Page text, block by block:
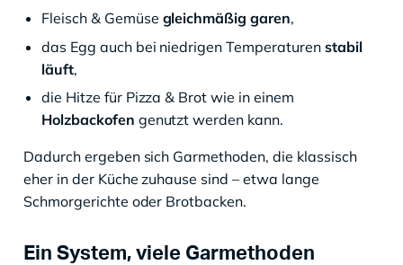
Fleisch & Gemüse gleichmäßig garen,
das Egg auch bei niedrigen Temperaturen stabil
läuft,
die Hitze für Pizza & Brot wie in einem
Holzbackofen genutzt werden kann.
Dadurch ergeben sich Garmethoden, die klassisch
eher in der Küche zuhause sind – etwa lange
Schmorgerichte oder Brotbacken.
Ein System, viele Garmethoden